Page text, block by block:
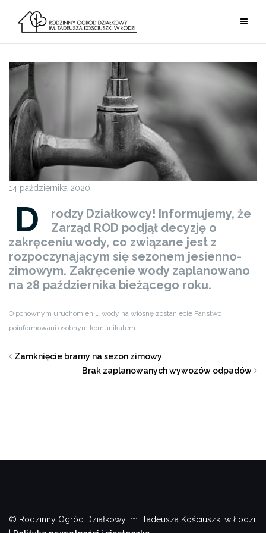
treści
14 października 2020
D
rodzy Działkowcy! Informujemy, że
Zarząd ROD podjął decyzję o
zakręceniu wody, co związane jest z
rozpoczynającym się sezonem jesienno-
zimowym. Zakręcenie wody zaplanowano
na 28 października bieżącego roku.
O ponownym uruchomieniu wody na wiosnę zostaniecie Państwo
poinformowani osobnym komunikatem.
Zamknięcie bramy na sezon zimowy
Brak zaplanowanych wywozów odpadów
© Rodzinny Ogród Działkowy im. Tadeusza Kościuszki w Łodzi